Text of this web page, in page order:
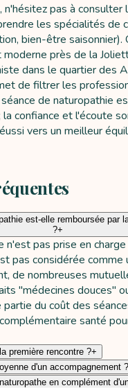
n'hésitez pas à consulter
les spécialités de
bien-être saisonnier).
moderne près de la
dans le quartier des
de filtrer les
de naturopathie
la confiance et l'écoute
vers un meilleur
est-elle remboursée par
?+
n'est pas prise en
pas considérée comme
de nombreuses
"médecines douces"
partie du coût des
santé
première rencontre ?+
d'un accompagnement ?
en complément